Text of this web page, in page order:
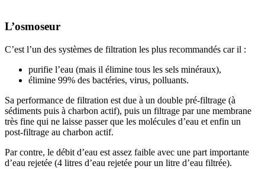
L’osmoseur
C’est l’un des systèmes de filtration les plus recommandés car il :
purifie l’eau (mais il élimine tous les sels minéraux),
élimine 99% des bactéries, virus, polluants.
Sa performance de filtration est due à un double pré-filtrage (à
sédiments puis à charbon actif), puis un filtrage par une membrane
très fine qui ne laisse passer que les molécules d’eau et enfin un
post-filtrage au charbon actif.
Par contre, le débit d’eau est assez faible avec une part importante
d’eau rejetée (4 litres d’eau rejetée pour un litre d’eau filtrée).